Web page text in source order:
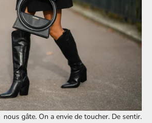
nous gâte. On a envie de toucher. De sentir.